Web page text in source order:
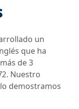
un
que ha
de 3
Nuestro
demostramos